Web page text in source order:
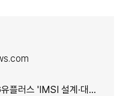
설계·대응 시점' 놓고 갑론을박